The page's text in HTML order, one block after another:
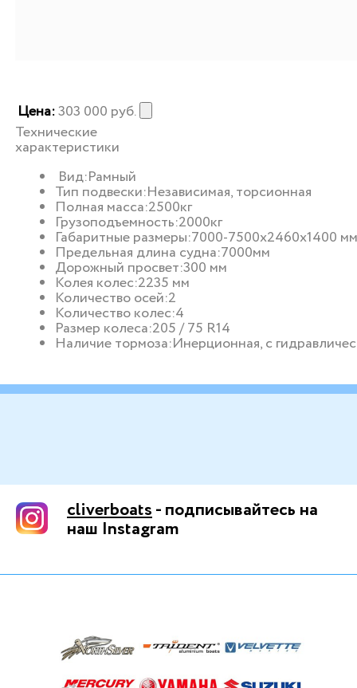
Цена:303 000 руб.
Технические
характеристики
Вид:Рамный
Тип подвески:Независимая, торсионная
Полная масса:2500кг
Грузоподъемность:2000кг
Габаритные размеры:7000-7500х2460х1400 мм
Предельная длина судна:7000мм
Дорожный просвет:300 мм
Колея колес:2235 мм
Количество осей:2
Количество колес:4
Размер колеса:205 / 75 R14
Наличие тормоза:Инерционная, с
cliverboats- подписывайтесь на
наш Instagram